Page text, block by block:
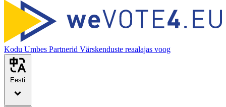
Kodu Umbes Partnerid Värskenduste reaalajas voog
Eesti